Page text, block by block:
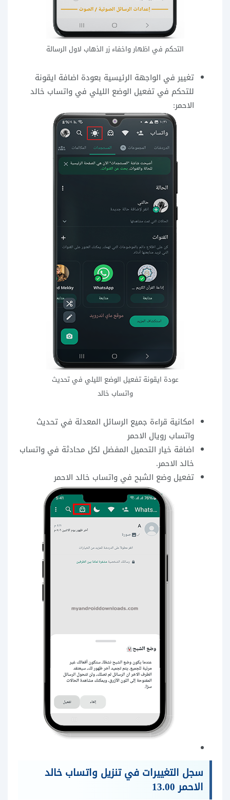
التحكم في اظهار واخفاء زر الذهاب لاول الرسالة
تغيير في الواجهة الرئيسية بعودة اضافة ايقونة
للتحكم في تفعيل الوضع الليلي في واتساب خالد
الاحمر:
عودة ايقونة تفعيل الوضع الليلي في تحديث
واتساب خالد
امكانية قراءة جميع الرسائل المعدلة في تحديث
واتساب رويال الاحمر
اضافة خيار التحميل المفضل لكل محادثة في واتساب
خالد الاحمر.
تفعيل وضع الشبح في واتساب خالد الاحمر
سجل التغييرات في تنزيل واتساب خالد
الاحمر 13.00